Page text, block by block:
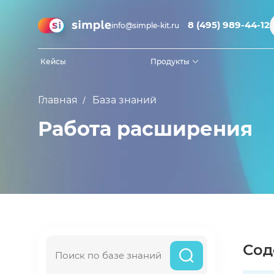
info@simple-kit.ru 8 (495) 989-44-12
Кейсы Продукты
Главная База знаний
Работа расширения